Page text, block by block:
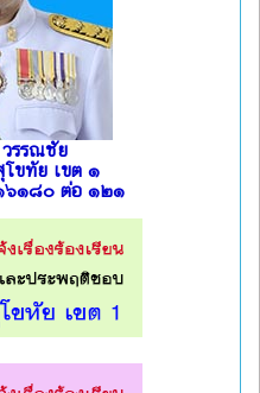
รรณชัย
ขทัย เขต ๑
๖๑๘๐ ต่อ ๑๒๑